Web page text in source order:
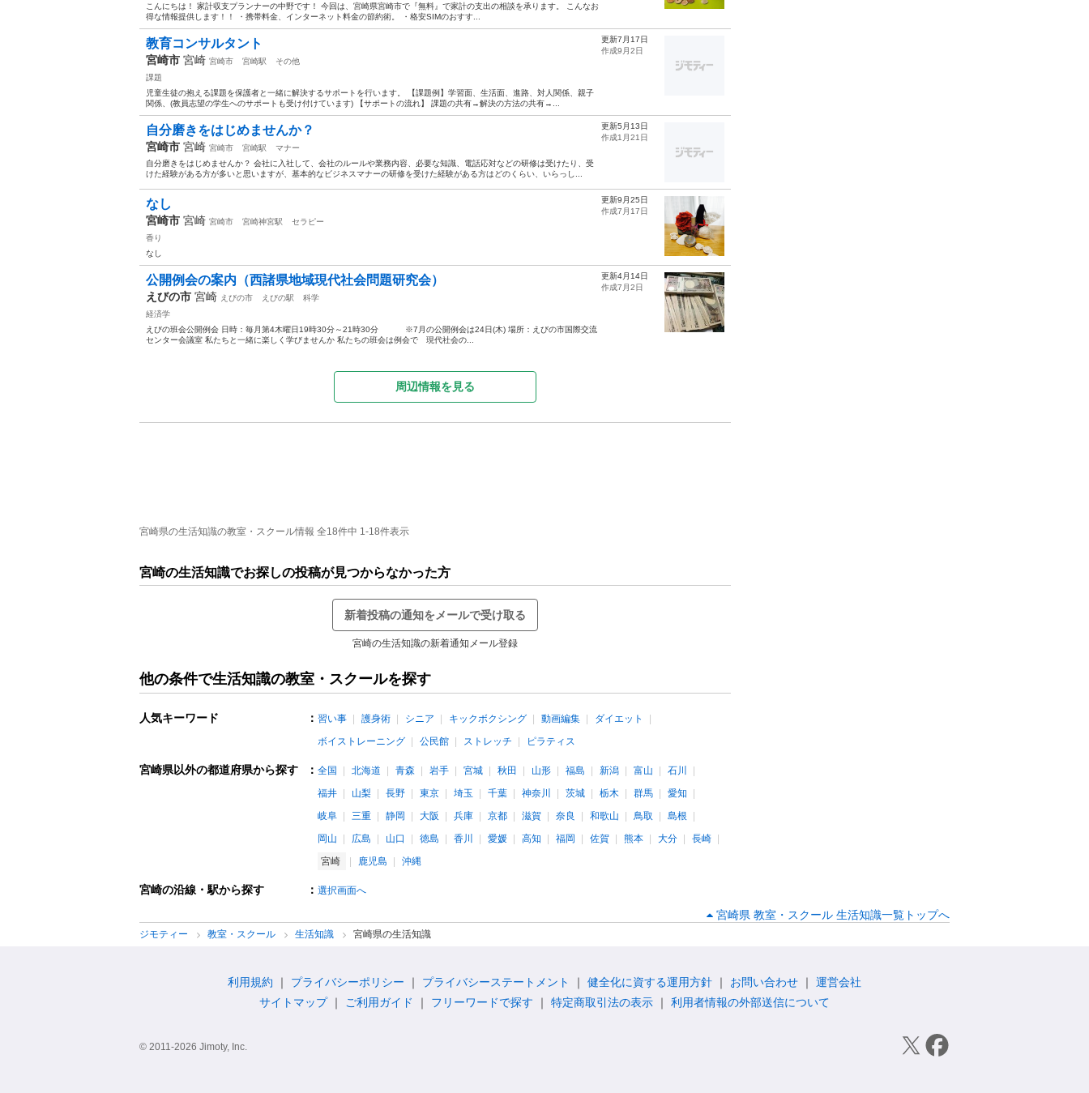
こんにちは！ 家計収支プランナーの中野です！ 今回は、宮崎県宮崎市で『無料』で家計の支出の相談を承ります。 こんなお
得な情報提供します！！ ・携帯料金、インターネット料金の節約術。 ・格安SIMのおすす...
教育コンサルタント
宮崎市 宮崎 宮崎市 宮崎駅
その他
課題
児童生徒の抱える課題を保護者と一緒に解決するサポートを行います。 【課題例】学習面、生活面、進路、対人関係、親子
関係、(教員志望の学生へのサポートも受け付けています) 【サポートの流れ】 課題の共有→解決の方法の共有→...
更新7月17日
作成9月2日
自分磨きをはじめませんか？
宮崎市 宮崎 宮崎市 宮崎駅
マナー
自分磨きをはじめませんか？ 会社に入社して、会社のルールや業務内容、必要な知識、電話応対などの研修は受けたり、受
けた経験がある方が多いと思いますが、基本的なビジネスマナーの研修を受けた経験がある方はどのくらい、いらっし...
更新5月13日
作成1月21日
なし
宮崎市 宮崎 宮崎市 宮崎神宮駅
セラピー
香り
なし
更新9月25日
作成7月17日
公開例会の案内（西諸県地域現代社会問題研究会）
えびの市 宮崎 えびの市 えびの駅
科学
経済学
えびの班会公開例会 日時：毎月第4木曜日19時30分～21時30分 ※7月の公開例会は24日(木) 場所：えびの市国際交流
センター会議室 私たちと一緒に楽しく学びませんか 私たちの班会は例会で 現代社会の...
更新4月14日
作成7月2日
周辺情報を見る
宮崎県の生活知識の教室・スクール情報 全18件中 1-18件表示
宮崎の生活知識でお探しの投稿が見つからなかった方
新着投稿の通知をメールで受け取る
宮崎の生活知識の新着通知メール登録
他の条件で生活知識の教室・スクールを探す
人気キーワード ： 習い事 護身術 シニア キックボクシング 動画編集
ダイエット
ボイストレーニング
公民館 ストレッチ ピラティス
宮崎県以外の都道府県から探す ： 全国 北海道 青森 岩手 宮城 秋田 山形 福島 新潟 富山
石川
福井
山梨 長野 東京 埼玉 千葉 神奈川 茨城 栃木 群馬
愛知
岐阜
三重 静岡 大阪 兵庫 京都 滋賀 奈良 和歌山 鳥取
島根
岡山
広島 山口 徳島 香川 愛媛 高知 福岡 佐賀 熊本 大分
長崎
宮崎
鹿児島 沖縄
宮崎の沿線・駅から探す ： 選択画面へ
宮崎県 教室・スクール 生活知識一覧トップへ
ジモティー 教室・スクール 生活知識 宮崎県の生活知識
利用規約 プライバシーポリシー プライバシーステートメント 健全化に資する運用方針 お問い合わせ
運営会社
サイトマップ
ご利用ガイド フリーワードで探す 特定商取引法の表示 利用者情報の外部送信について
© 2011-2026 Jimoty, Inc.